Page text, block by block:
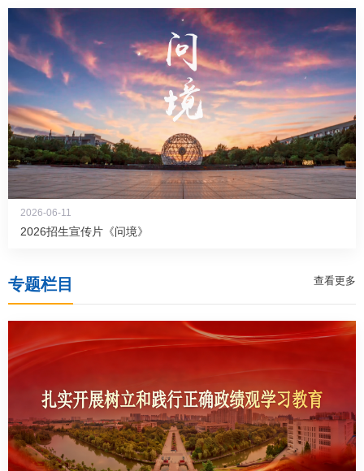
校友
考生
OA
教务系统
西华易班
图书馆
EN
2026-06-11
2026招生宣传片《问境》
专题栏目 查看更多